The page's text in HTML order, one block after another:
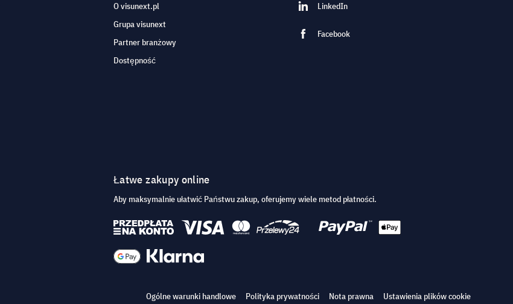
O visunext.pl
Grupa visunext
Partner branżowy
Dostępność
LinkedIn
Facebook
Łatwe zakupy online
Aby maksymalnie ułatwić Państwu zakup, oferujemy wiele metod płatności.
Ogólne warunki handlowe Polityka prywatności Nota prawna Ustawienia plików cookie